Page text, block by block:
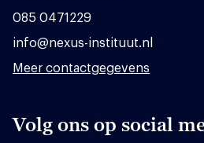
085 0471229
info@nexus-instituut.nl
Meer contactgegevens
Volg ons op social